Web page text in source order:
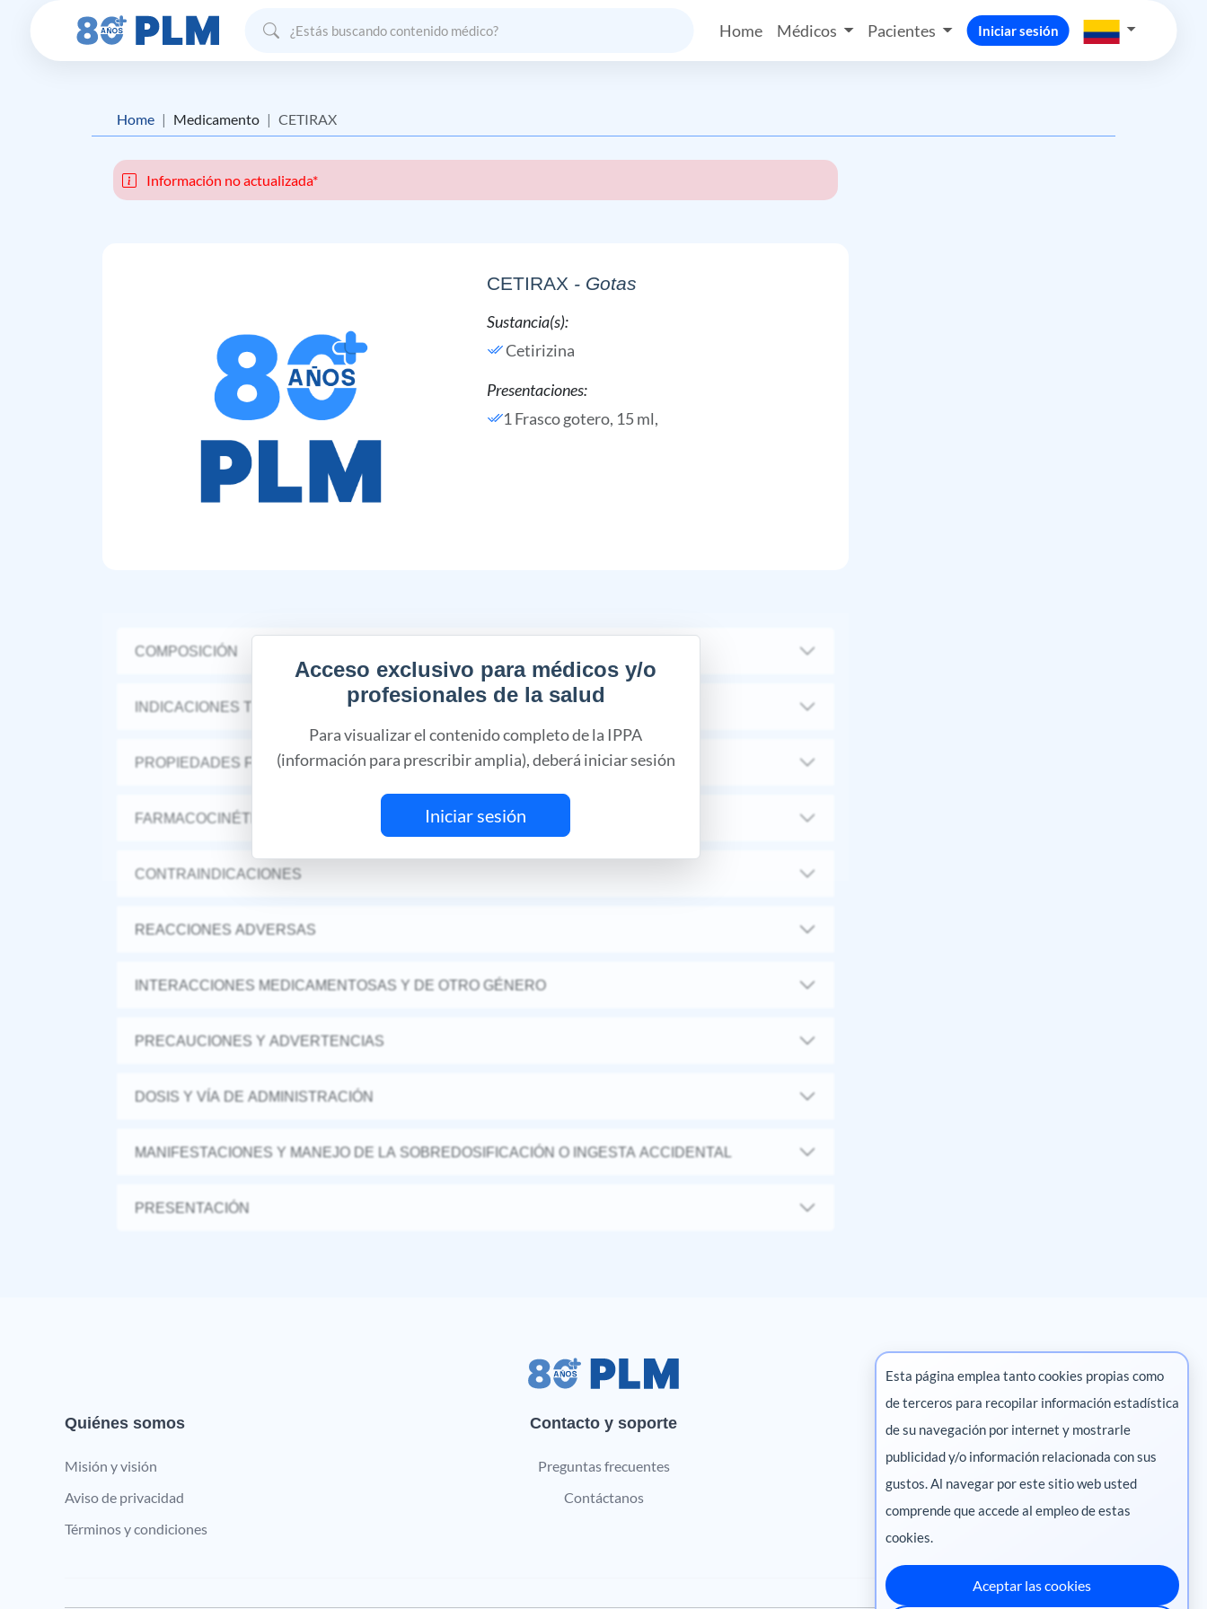
Home Médicos Pacientes Iniciar sesión
Home Medicamento CETIRAX
Información no actualizada*
CETIRAX - Gotas
Sustancia(s):
Cetirizina
Presentaciones:
1 Frasco gotero, 15 ml,
Acceso exclusivo para médicos y/o
profesionales de la salud
Para visualizar el contenido completo de la IPPA
(información para prescribir amplia), deberá iniciar sesión
Iniciar sesión
COMPOSICIÓN
INDICACIONES TERAPÉUTICAS
PROPIEDADES FARMACÉUTICAS
FARMACOCINÉTICA Y FARMACODINAMIA
CONTRAINDICACIONES
REACCIONES ADVERSAS
INTERACCIONES MEDICAMENTOSAS Y DE OTRO GÉNERO
PRECAUCIONES Y ADVERTENCIAS
DOSIS Y VÍA DE ADMINISTRACIÓN
MANIFESTACIONES Y MANEJO DE LA SOBREDOSIFICACIÓN O INGESTA ACCIDENTAL
PRESENTACIÓN
Quiénes somos
Misión y visión
Aviso de privacidad
Términos y condiciones
Contacto y soporte
Preguntas frecuentes
Contáctanos
Marketing digital
Pharma
Esta página emplea tanto cookies propias como
de terceros para recopilar información estadística
de su navegación por internet y mostrarle
publicidad y/o información relacionada con sus
gustos. Al navegar por este sitio web usted
comprende que accede al empleo de estas
cookies.
Aceptar las cookies